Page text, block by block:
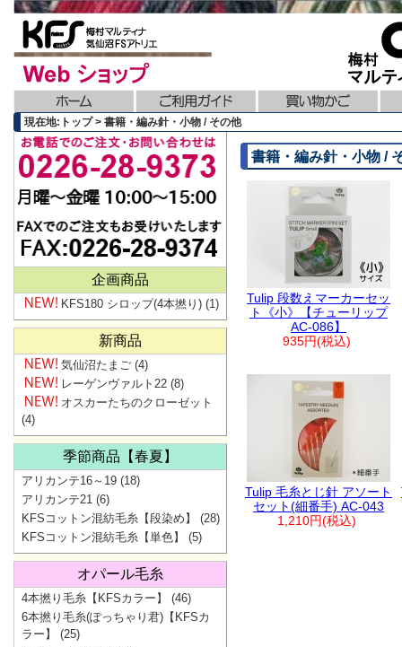
現在地:トップ > 書籍・編み針・小物 / その他
書籍・編み針・小物 /
Tulip 段数えマーカーセッ
ト《小》【チューリップ
AC-086】
935円(税込)
Tulip 毛糸とじ針 アソート
セット(細番手) AC-043
1,210円(税込)
企画商品
KFS180 シロップ(4本撚り) (1)
新商品
気仙沼たまご (4)
レーゲンヴァルト22 (8)
オスカーたちのクローゼット
(4)
季節商品【春夏】
アリカンテ16～19 (18)
アリカンテ21 (6)
KFSコットン混紡毛糸【段染め】
(28)
KFSコットン混紡毛糸【単色】
(5)
オパール毛糸
4本撚り毛糸【KFSカラー】
(46)
6本撚り毛糸(ぽっちゃり君)【KFSカ
ラー】
(25)